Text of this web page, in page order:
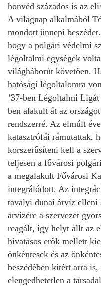
honvéd százados is az
A világnap alkalmából
mondott ünnepi
hogy a polgári védelmi
légoltalmi egységek
világháborút követően.
hatósági légoltalomra
’37-ben Légoltalmi
ben alakult át az
rendszerré. Az elmúlt
katasztrófái rámutattak,
korszerűsíteni kell a
teljesen a fővárosi
a megalakult Fővárosi
integrálódott. Az
tavalyi dunai árvíz elleni
árvízére a szervezet
reagált, így helyt állt az
hivatásos erők mellett
önkéntesek és az
beszédében kitért arra
elengedhetetlen a